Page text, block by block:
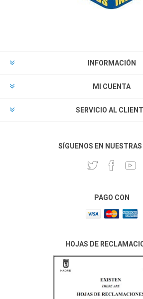
INFORMACIÓN
MI CUENTA
SERVICIO AL
SÍGUENOS EN NUESTRAS
PAGO CON
HOJAS DE